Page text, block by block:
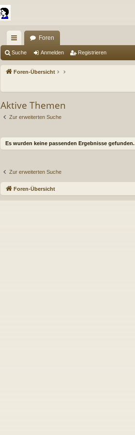
ch
ne
riff
Foren
Suche Anmelden Registrieren
Foren-Übersicht
Aktive Themen
Zur erweiterten Suche
Es wurden keine passenden Ergebnisse gefunden.
Zur erweiterten Suche
Foren-Übersicht